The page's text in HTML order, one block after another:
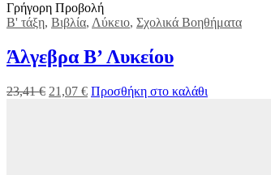
Γρήγορη Προβολή
Β' τάξη, Βιβλία, Λύκειο, Σχολικά Βοηθήματα
Άλγεβρα B’ Λυκείου
23,41€ 21,07 € Προσθήκη στο καλάθι